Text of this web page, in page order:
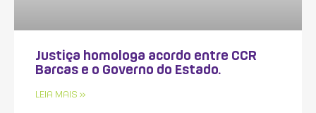
Justiça homologa acordo entre CCR
Barcas e o Governo do Estado.
LEIA MAIS »